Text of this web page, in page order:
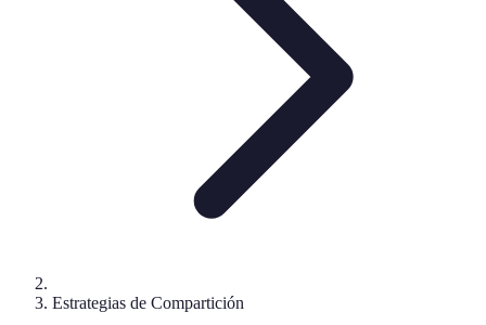
Estrategias de Compartición